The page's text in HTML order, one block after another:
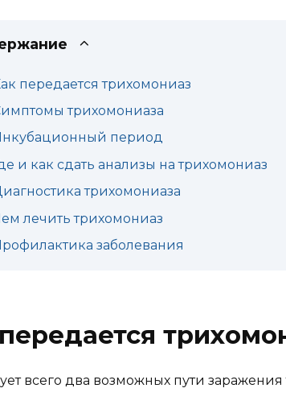
передается трихомониаз
трихомониаза
период
и как сдать анализы на трихомониаз
трихомониаза
лечить трихомониаз
заболевания
всего два возможных пути